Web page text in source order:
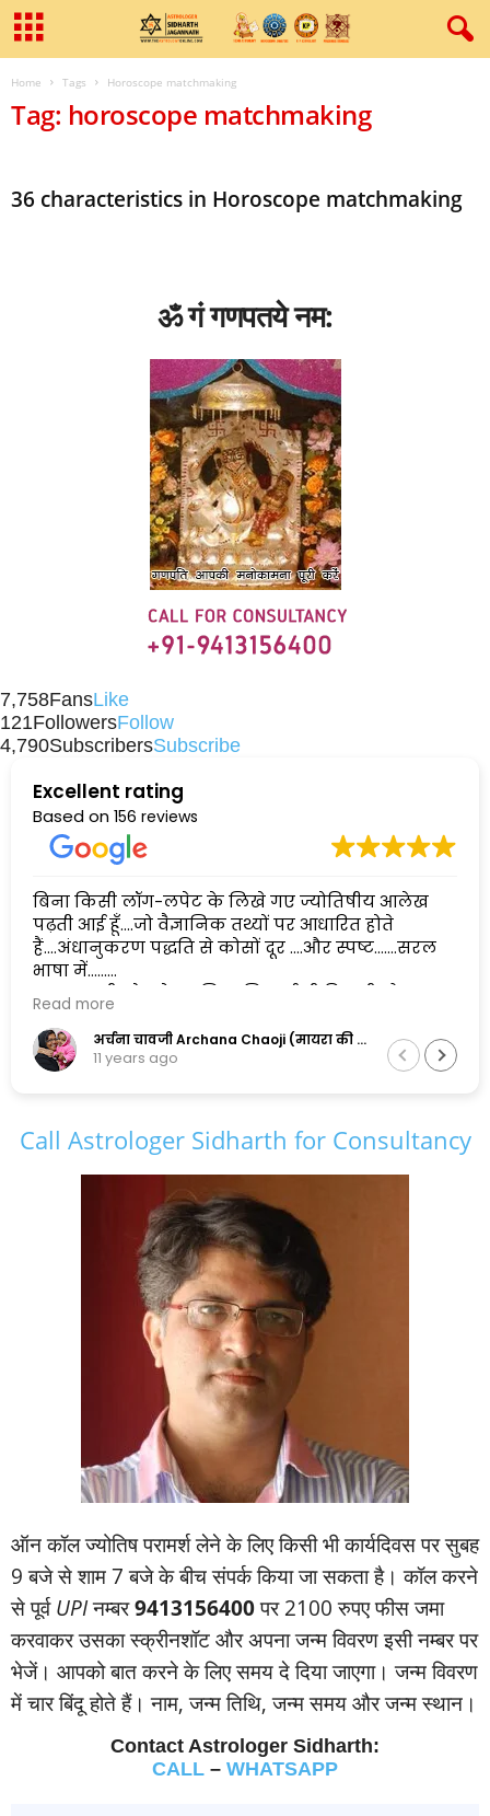
Home Tags Horoscope matchmaking
Tag: horoscope matchmaking
36 characteristics in Horoscope matchmaking
ॐ गं गणपतये नम:
7,758FansLike
121FollowersFollow
4,790SubscribersSubscribe
Excellent rating
Based on 156 reviews
बिना किसी लॉग-लपेट के लिखे गए ज्योतिषीय आलेख
पढ़ती आई हूँ....जो वैज्ञानिक तथ्यों पर आधारित होते
हैं....अंधानुकरण पद्धति से कोसों दूर ....और स्पष्ट.......सरल
भाषा में......
एक सुलझी सोच के मालिक सिद्धार्थ जी पिछली और
अगली दोनों पीढ़ियों के सामंजस्य को बनाए रखने में
सफल है,और इसलिए मैं इनकी कायल हूँ.......
Read more
अर्चना चावजी Archana Chaoji (मायरा की नानी)
11 years ago
Call Astrologer Sidharth for Consultancy
ऑन कॉल ज्‍योतिष परामर्श लेने के लिए किसी भी कार्यदिवस पर सुबह
9 बजे से शाम 7 बजे के बीच संपर्क किया जा सकता है। कॉल करने
से पूर्वUPIनम्‍बर9413156400पर 2100 रुपए फीस जमा
करवाकर उसका स्‍क्रीनशॉट और अपना जन्‍म विवरण इसी नम्‍बर पर
भेजें। आपको बात करने के लिए समय दे दिया जाएगा। जन्‍म विवरण
में चार बिंदू होते हैं। नाम, जन्‍म तिथि, जन्‍म समय और जन्‍म स्‍थान।
Contact Astrologer Sidharth:
CALL – WHATSAPP